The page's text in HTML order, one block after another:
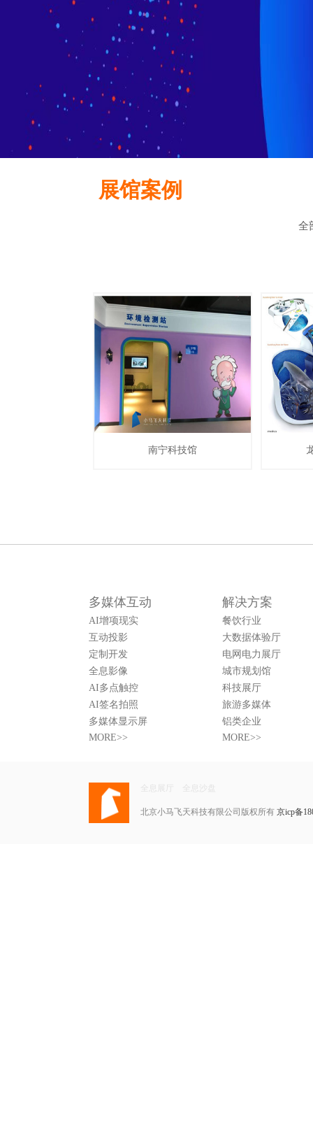
展馆案例
全
南宁科技馆
多媒体互动
AI增项现实
互动投影
定制开发
全息影像
AI多点触控
AI签名拍照
多媒体显示屏
MORE>>
解决方案
餐饮行业
大数据体验厅
电网电力展厅
城市规划馆
科技展厅
旅游多媒体
铝类企业
MORE>>
全息展厅 全息沙盘
北京小马飞天科技有限公司版权所有 京icp备